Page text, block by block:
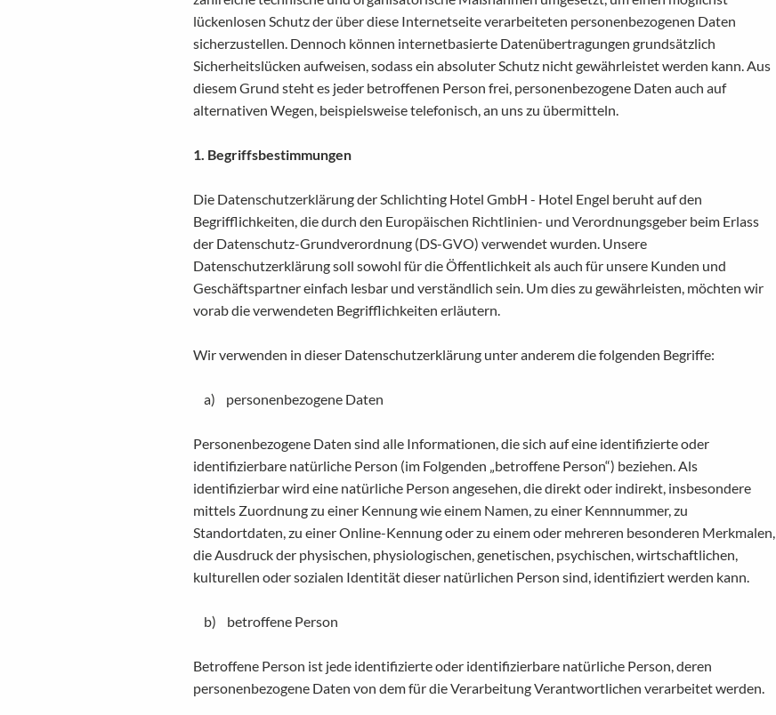
lückenlosen Schutz der über diese Internetseite verarbeiteten personenbezogenen Daten
sicherzustellen. Dennoch können internetbasierte Datenübertragungen grundsätzlich
Sicherheitslücken aufweisen, sodass ein absoluter Schutz nicht gewährleistet werden kann. Aus
diesem Grund steht es jeder betroffenen Person frei, personenbezogene Daten auch auf
alternativen Wegen, beispielsweise telefonisch, an uns zu übermitteln.
1. Begriffsbestimmungen
Die Datenschutzerklärung der Schlichting Hotel GmbH - Hotel Engel beruht auf den
Begrifflichkeiten, die durch den Europäischen Richtlinien- und Verordnungsgeber beim Erlass
der Datenschutz-Grundverordnung (DS-GVO) verwendet wurden. Unsere
Datenschutzerklärung soll sowohl für die Öffentlichkeit als auch für unsere Kunden und
Geschäftspartner einfach lesbar und verständlich sein. Um dies zu gewährleisten, möchten wir
vorab die verwendeten Begrifflichkeiten erläutern.
Wir verwenden in dieser Datenschutzerklärung unter anderem die folgenden Begriffe:
a) personenbezogene Daten
Personenbezogene Daten sind alle Informationen, die sich auf eine identifizierte oder
identifizierbare natürliche Person (im Folgenden „betroffene Person“) beziehen. Als
identifizierbar wird eine natürliche Person angesehen, die direkt oder indirekt, insbesondere
mittels Zuordnung zu einer Kennung wie einem Namen, zu einer Kennnummer, zu
Standortdaten, zu einer Online-Kennung oder zu einem oder mehreren besonderen Merkmalen,
die Ausdruck der physischen, physiologischen, genetischen, psychischen, wirtschaftlichen,
kulturellen oder sozialen Identität dieser natürlichen Person sind, identifiziert werden kann.
b) betroffene Person
Betroffene Person ist jede identifizierte oder identifizierbare natürliche Person, deren
personenbezogene Daten von dem für die Verarbeitung Verantwortlichen verarbeitet werden.